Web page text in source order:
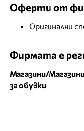
Оферти от
Оригинални
Фирмата е
Магазини/
за обувки